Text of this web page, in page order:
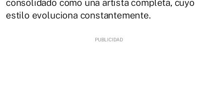
consolidado como una artista completa, cuyo
estilo evoluciona constantemente.